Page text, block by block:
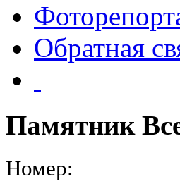
Обратная
Памятник
Номер: